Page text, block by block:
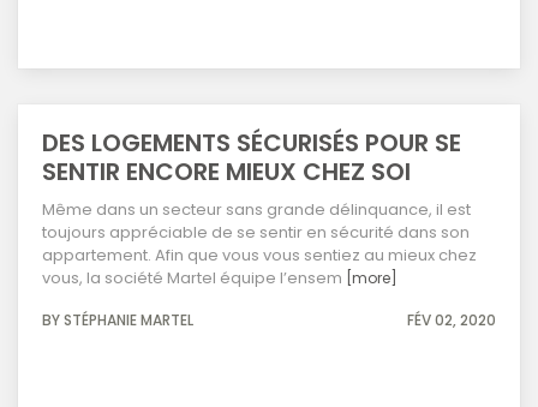
DES LOGEMENTS SÉCURISÉS POUR SE
SENTIR ENCORE MIEUX CHEZ SOI
Même dans un secteur sans grande délinquance, il est
toujours appréciable de se sentir en sécurité dans son
appartement. Afin que vous vous sentiez au mieux chez
vous, la société Martel équipe l’ensem [more]
BY STÉPHANIE MARTEL FÉV 02, 2020